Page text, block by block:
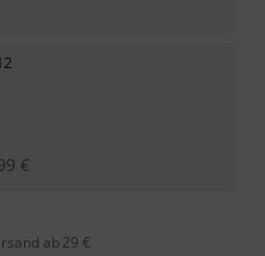
€
ab 29 €